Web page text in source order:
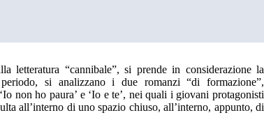
letteratura “cannibale”, si prende in considerazione la
si analizzano i due romanzi “di formazione”,
non ho paura’ e ‘Io e te’, nei quali i giovani protagonisti
all’interno di uno spazio chiuso, all’interno, appunto, di